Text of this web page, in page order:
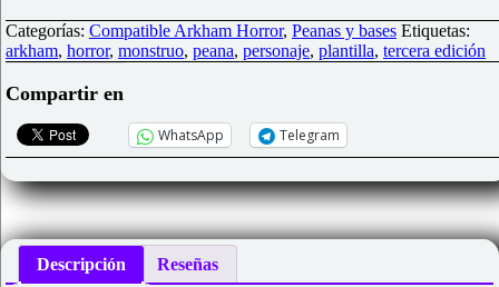
monstruos
compatible
Arkham
Horror
edición
cantidad
Categorías: Compatible Arkham Horror, Peanas y bases Etiquetas:
arkham, horror, monstruo, peana, personaje, plantilla, tercera edición
Compartir en
WhatsApp Telegram
Descripción Reseñas